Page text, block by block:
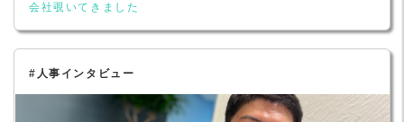
会社覗いてきました
#人事インタビュー